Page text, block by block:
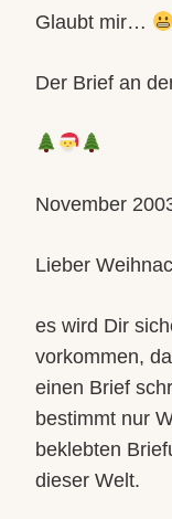
Glaubt mir…
Der Brief an
November
Lieber
es wird Dir
vorkommen,
einen Brief
bestimmt nur
beklebten
dieser Welt.